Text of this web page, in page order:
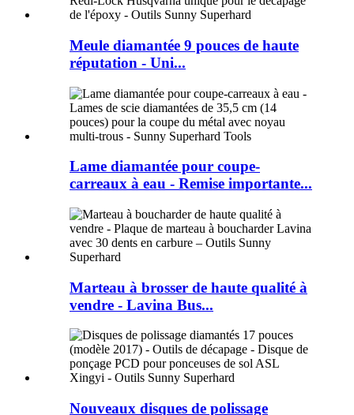
Meule diamantée 9 pouces de haute
réputation - Uni...
Lame diamantée pour coupe-
carreaux à eau - Remise importante...
Marteau à brosser de haute qualité à
vendre - Lavina Bus...
Nouveaux disques de polissage